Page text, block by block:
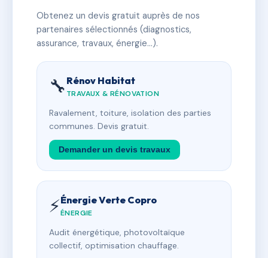
Obtenez un devis gratuit auprès de nos
partenaires sélectionnés (diagnostics,
assurance, travaux, énergie…).
🔧 Rénov Habitat
TRAVAUX & RÉNOVATION
Ravalement, toiture, isolation des parties
communes. Devis gratuit.
Demander un devis travaux
⚡Énergie Verte Copro
ÉNERGIE
Audit énergétique, photovoltaïque
collectif, optimisation chauffage.